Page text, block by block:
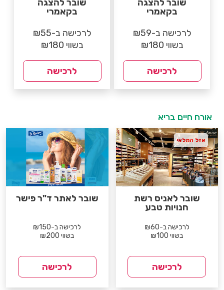
שובר להצגה
בקאמרי
לרכישה ב-₪59
בשווי ₪180
לרכישה
שובר להצגה
בקאמרי
לרכישה ב-₪55
בשווי ₪180
לרכישה
אורח חיים בריא
שובר לאניס רשת
חנויות טבע
לרכישה ב-₪60
בשווי ₪100
לרכישה
אזל המלאי
שובר לאתר ד"ר פישר
לרכישה ב-₪150
בשווי ₪200
לרכישה